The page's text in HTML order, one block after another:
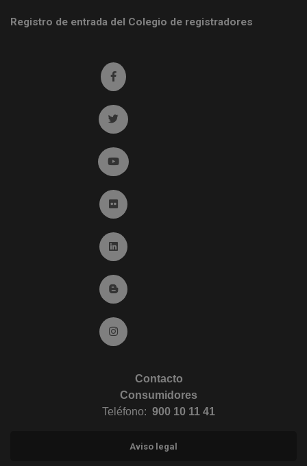
Registro de entrada del Colegio de registradores
Ir a facebook (abre en ventana nueva)
Ir a twitter (abre en ventana nueva)
Ir a YouTube (abre en ventana nueva)
Ir a Flickr (abre en ventana nueva)
Ir a Linkedin (abre en ventana nueva)
Ir al Blog (abre en ventana nueva)
Ir a Instagram (abre en ventana nueva)
Contacto
Consumidores
Teléfono: 900 10 11 41
Aviso legal